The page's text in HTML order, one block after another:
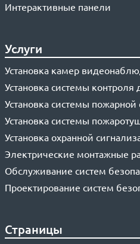
Интерактивные панели
Услуги
Установка камер
Установка системы контроля
Установка системы пожарной
Установка системы
Установка охранной
Электрические монтажные
Обслуживание систем
Проектирование систем
Страницы